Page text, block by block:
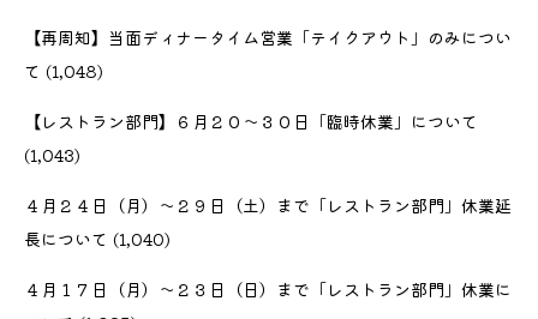
【再周知】当面ディナータイム営業「テイクアウト」のみについ
て (1,048)
【レストラン部門】６月２０〜３０日「臨時休業」について
(1,043)
４月２４日（月）〜２９日（土）まで「レストラン部門」休業延
長について (1,040)
４月１７日（月）〜２３日（日）まで「レストラン部門」休業に